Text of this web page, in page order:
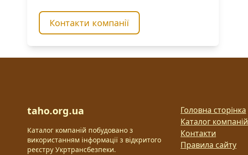
Контакти компанії
taho.org.ua
Каталог компаній побудовано з
використанням інформації з відкритого
реєстру Укртрансбезпеки.
Головна сторінка
Каталог компаній
Контакти
Правила сайту